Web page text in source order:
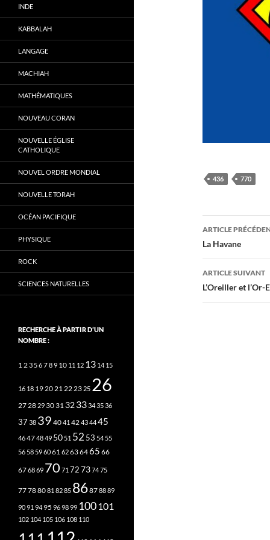
436 770
des
articles
ARTICLE
La Havane
ARTICLE SUIVANT
L’Oreiller et l’Or-
INDE
KABBALAH
LANGAGE
MACHIAH
MATHÉMATIQUES
NOUVEAU CORAN
NOUVELLE ÉGLISE
CATHOLIQUE
NOUVEL ORDRE MONDIAL
NOUVELLE TORAH
OCÉAN PACIFIQUE
PHYSIQUE
ROCK
SCIENCES NATURELLES
RECHERCHE À PARTIR D’UN
NOMBRE :
1 23 56789 10 11 12 13 14 15
16 18 1920212223 25 26
27 28 293031 3233343536
37 38 39 4041 42434445
46474849 50 51 52 53 54 55
56 58 596061 62636465 66
676869 70 71 72737475
77788081 8285 86878889
9091 94 95 969899 100101
102 104 105 106 108 110